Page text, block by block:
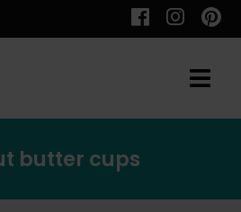
butter cups